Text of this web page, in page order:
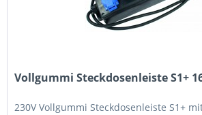
Vollgummi Steckdosenleiste S1+
230V Vollgummi Steckdosenleiste S1+